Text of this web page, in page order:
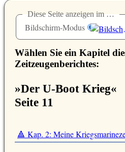
Diese Seite anzeigen im …
Bildschirm-Modus
Wählen Sie ein Kapitel
Zeitzeugenberichtes:
»Der U-Boot Krieg«
Seite 11
🔺 Kap. 2: Meine